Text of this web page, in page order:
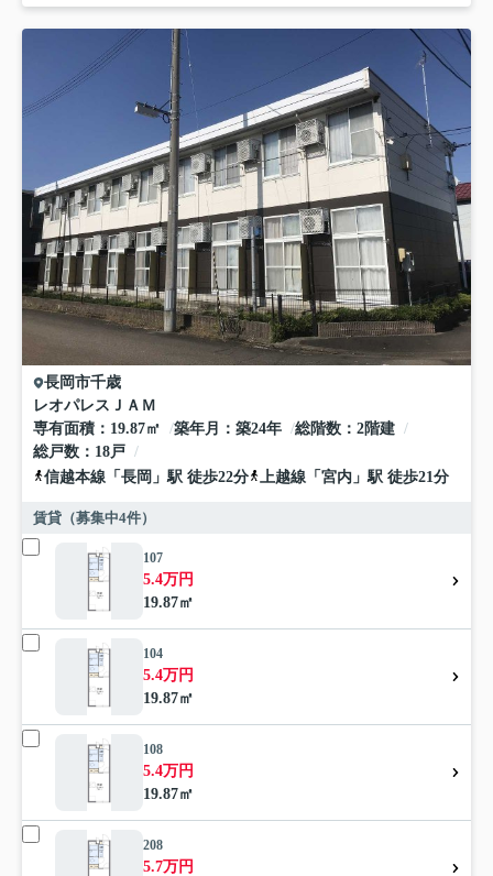
長岡市千歳
レオパレスＪＡＭ
専有面積
19.87㎡ 築年月 築24年 総階数
2階建
総戸数
18戸
信越本線 「 長岡 」駅 徒歩22分 上越線 「 宮内 」駅 徒歩21分
賃貸（募集中4件）
107
5.4万円
19.87㎡
104
5.4万円
19.87㎡
108
5.4万円
19.87㎡
208
5.7万円